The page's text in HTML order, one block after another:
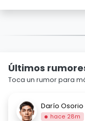
Últimos
Toca un rumor para
Darío Osorio
hace 28m